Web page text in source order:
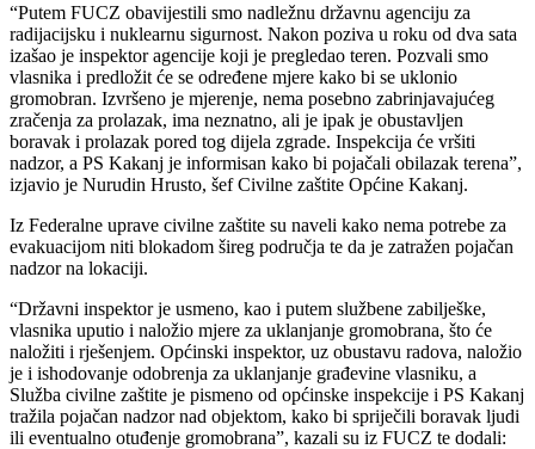
“Putem FUCZ obavijestili smo nadležnu državnu agenciju za
radijacijsku i nuklearnu sigurnost. Nakon poziva u roku od dva sata
izašao je inspektor agencije koji je pregledao teren. Pozvali smo
vlasnika i predložit će se određene mjere kako bi se uklonio
gromobran. Izvršeno je mjerenje, nema posebno zabrinjavajućeg
zračenja za prolazak, ima neznatno, ali je ipak je obustavljen
boravak i prolazak pored tog dijela zgrade. Inspekcija će vršiti
nadzor, a PS Kakanj je informisan kako bi pojačali obilazak terena”,
izjavio je Nurudin Hrusto, šef Civilne zaštite Općine Kakanj.
Iz Federalne uprave civilne zaštite su naveli kako nema potrebe za
evakuacijom niti blokadom šireg područja te da je zatražen pojačan
nadzor na lokaciji.
“Državni inspektor je usmeno, kao i putem službene zabilješke,
vlasnika uputio i naložio mjere za uklanjanje gromobrana, što će
naložiti i rješenjem. Općinski inspektor, uz obustavu radova, naložio
je i ishodovanje odobrenja za uklanjanje građevine vlasniku, a
Služba civilne zaštite je pismeno od općinske inspekcije i PS Kakanj
tražila pojačan nadzor nad objektom, kako bi spriječili boravak ljudi
ili eventualno otuđenje gromobrana”, kazali su iz FUCZ te dodali: